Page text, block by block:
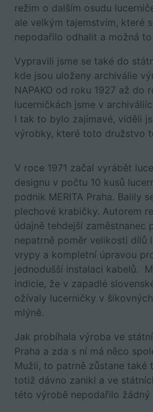
režim o dalším osudu
ale velkým tajemstvím, které
nepodařilo odhalit a možná
Vypravili jsme se také do
kde jsou uloženy archiválie
NAPAKO od roku 1927 až do
lucerničkách jsme v
I tak to bylo zajímavé, viděli
výrobky, které toto družstvo
V roce 1971 začal vyrábět
designu v počtu 10 kusů
podnik MERITA Praha. Balily
plechové krabičky. Autorem
údajně tehdejší zaměstnanec
nepatrně poměr velikosti dílů
vrypy a kompletní úpravou
jednodušší instalaci kabelů.
indicie, že v zapadlé
ožívaly lucerničky v
mlýně.
Jak probíhala výroba ve
Praha a zda s ní má něco
Mužli, to patrně zůstane také
totiž dávno zanikl a ve
této výrobě nepodařilo